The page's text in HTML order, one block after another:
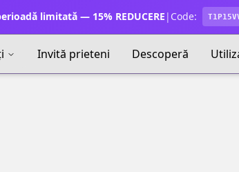
limitată — 15% REDUCERE | Code:
Invită prieteni Descoperă